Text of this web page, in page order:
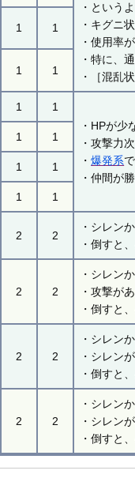
・という
・キグニ
・使用率
・特に、
・［混乱
1 1
1 1
1
1
・HPが
・攻撃力
・爆発系
・仲間が
1 1
1 1
1 1
2 2
・シレン
・倒すと
2 2
・シレン
・攻撃が
・倒すと
2 2
・シレン
・シレン
・倒すと
2 2
・シレン
・シレン
・倒すと